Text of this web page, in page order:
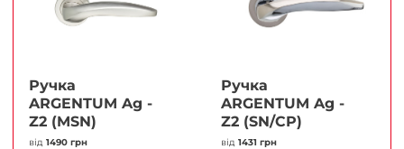
Ручка
ARGENTUM Ag -
Z2 (MSN)
від 1490 грн
Ручка
ARGENTUM Ag -
Z2 (SN/CP)
від 1431 грн